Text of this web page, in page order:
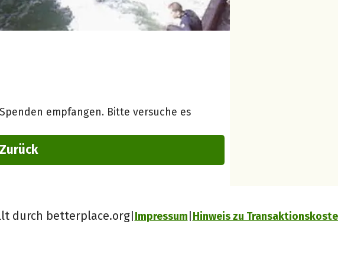
empfangen. Bitte versuche es
Zurück
durch betterplace.org Impressum Hinweis zu